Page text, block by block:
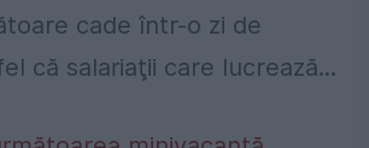
cade într-o zi de
că salariaţii care lucrează...